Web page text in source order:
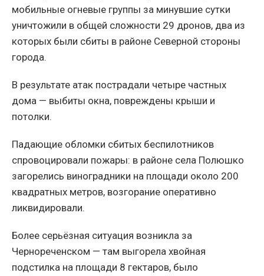
мобильные огневые группы за минувшие сутки
уничтожили в общей сложности 29 дронов, два из
которых были сбиты в районе Северной стороны
города.
В результате атак пострадали четыре частных
дома — выбиты окна, повреждены крыши и
потолки.
Падающие обломки сбитых беспилотников
спровоцировали пожары: в районе села Полюшко
загорелись виноградники на площади около 200
квадратных метров, возгорание оперативно
ликвидировали.
Более серьёзная ситуация возникла за
Чернореченском — там выгорела хвойная
подстилка на площади 8 гектаров, было